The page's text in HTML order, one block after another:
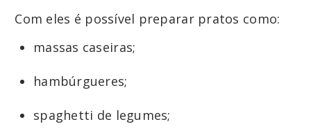
Com eles é possível preparar pratos como:
massas caseiras;
hambúrgueres;
spaghetti de legumes;